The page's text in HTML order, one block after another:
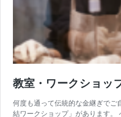
教室・ワークショッ
何度も通って伝統的な金継ぎでご
結ワークショップ」があります